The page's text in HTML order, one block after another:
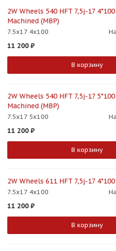
2W Wheels 540 HFT 7,5j-17
Machined (MBP)
7.5x17 4x100
11 200 ₽
В корзину
2W Wheels 540 HFT 7,5j-17
Machined (MBP)
7.5x17 5x100
11 200 ₽
В корзину
2W Wheels 611 HFT 7,5j-17
7.5x17 4x100
11 200 ₽
В корзину